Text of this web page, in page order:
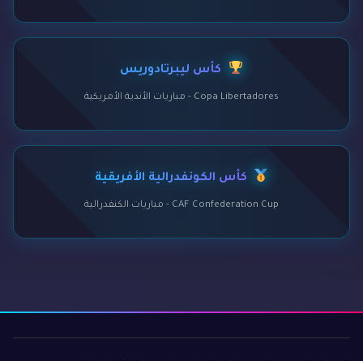
كأس ليبرتادوريس
Copa Libertadores - مباريات الأندية الأمريكية
كأس الكونفدرالية الأفريقية
CAF Confederation Cup - مباريات الكنفدرالية